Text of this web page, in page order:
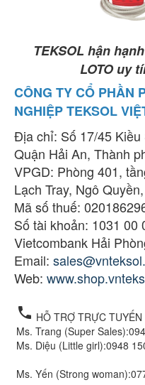
TEKSOL hận
LOTO uy
CÔNG TY CỔ PHẦN
NGHIỆP TEKSOL
Địa chỉ: Số 17/45
Quận Hải An, Thành
VPGD: Phòng 401,
Lạch Tray, Ngô
Mã số thuế:
Số tài khoản: 1031 00
Vietcombank Hải
Email:
Web:
local_phone HỖ TRỢ TRỰC TUYẾN
Ms. Trang (Super Sales):
Ms. Diệu (Little girl):0948
Ms. Yến (Strong woman):